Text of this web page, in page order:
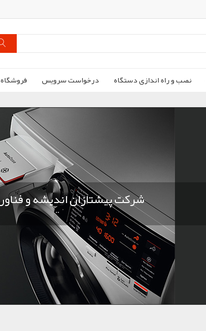
نصب و راه اندازی دستگاه درخواست سرویس فروشگاه
فروش ویژه انواع کولر گازی